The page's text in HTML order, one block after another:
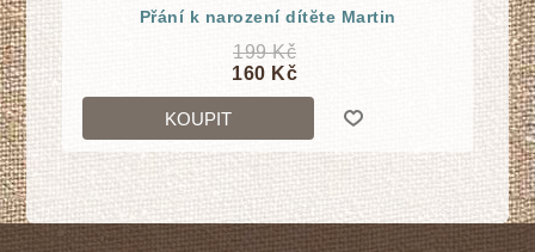
Přání k narození dítĕte Martin
199 Kč
160 Kč
KOUPIT